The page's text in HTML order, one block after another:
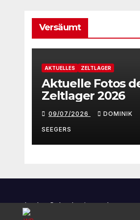
Versäumt
AKTUELLES ZELTLAGER
Aktuelle Fotos
Zeltlager 2026
09/07/2026 DOMINIK
SEEGERS
In der Schreberjugend sagen